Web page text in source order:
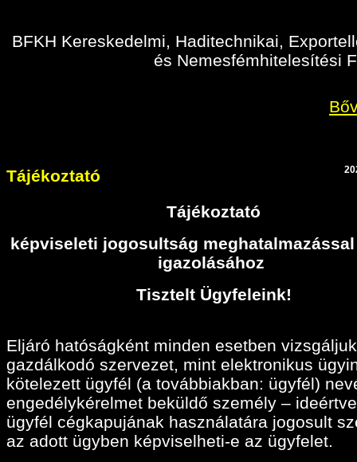
BFKH Kereskedelmi, Haditechnikai,
és Nemesfémhitelesítési
Tájékoztató
Tájékoztató
képviseleti jogosultság
igazolásához
Tisztelt Ügyfeleink!
Eljáró hatóságként minden esetben
gazdálkodó szervezet, mint elektronikus
kötelezett ügyfél (a továbbiakban: ügyfél)
engedélykérelmet beküldő személy –
ügyfél cégkapujának használatára jogosult
az adott ügyben képviselheti-e az ügyfelet.